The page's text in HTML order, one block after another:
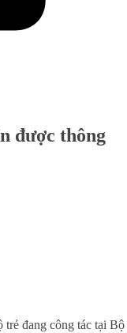
được thông
đang công tác tại Bộ